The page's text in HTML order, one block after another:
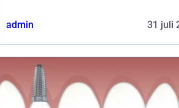
admin
31 juli